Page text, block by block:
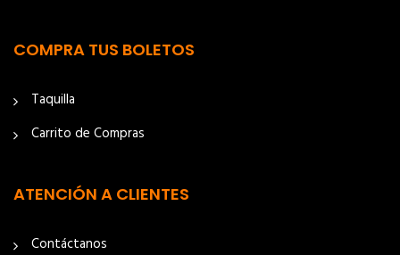
COMPRA TUS BOLETOS
Taquilla
Carrito de Compras
ATENCIÓN A CLIENTES
Contáctanos